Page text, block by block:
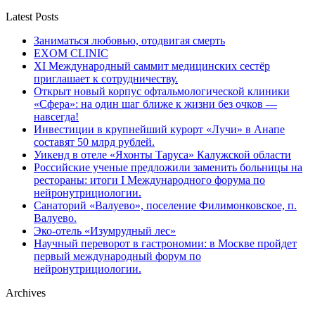
Latest Posts
Заниматься любовью, отодвигая смерть
EXOM CLINIC
XI Международный саммит медицинских сестёр
приглашает к сотрудничеству.
Открыт новый корпус офтальмологической клиники
«Сфера»: на один шаг ближе к жизни без очков —
навсегда!
Инвестиции в крупнейший курорт «Лучи» в Анапе
составят 50 млрд рублей.
Уикенд в отеле «Яхонты Таруса» Калужской области
Российские ученые предложили заменить больницы на
рестораны: итоги I Международного форума по
нейронутрициологии.
Санаторий «Валуево», поселение Филимонковское, п.
Валуево.
Эко-отель «Изумрудный лес»
Научный переворот в гастрономии: в Москве пройдет
первый международный форум по
нейронутрициологии.
Archives